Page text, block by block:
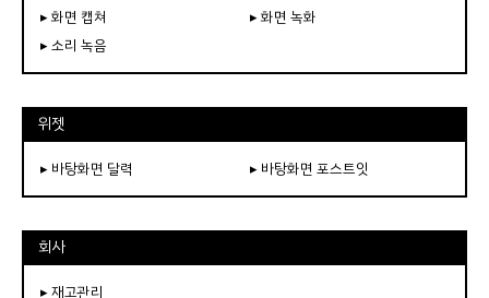
▸ 화면 캡쳐
▸ 화면 녹화
▸ 소리 녹음
위젯
▸ 바탕화면 달력 ▸ 바탕화면 포스트잇
회사
▸ 재고관리